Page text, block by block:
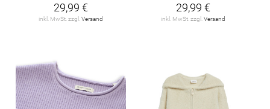
29,99 €
inkl. MwSt. zzgl. Versand
29,99 €
inkl. MwSt. zzgl. Versand